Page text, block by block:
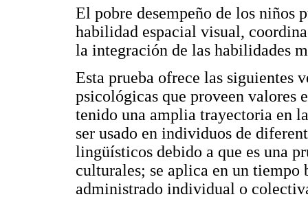
El pobre desempeño de los niños
habilidad espacial visual,
la integración de las habilidades
Esta prueba ofrece las siguientes
psicológicas que proveen valores
tenido una amplia trayectoria en
ser usado en individuos de
lingüísticos debido a que es una
culturales; se aplica en un tiempo
administrado individual o